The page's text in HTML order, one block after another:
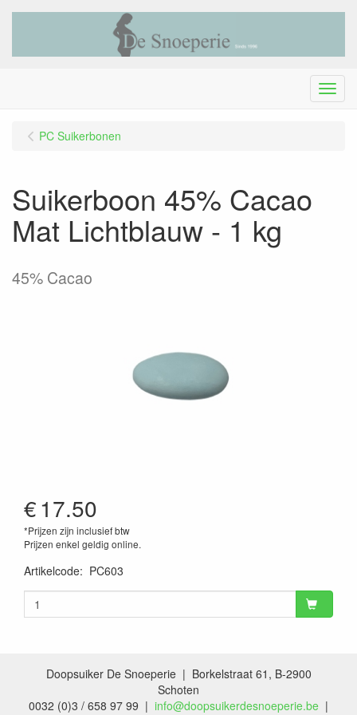
Menu
PC Suikerbonen
Suikerboon 45% Cacao
Mat Lichtblauw - 1 kg
45% Cacao
€17.50
*Prijzen zijn inclusief btw
Prijzen enkel geldig online.
Artikelcode: PC603
Doopsuiker De Snoeperie | Borkelstraat 61, B-2900
Schoten
0032 (0)3 / 658 97 99 | info@doopsuikerdesnoeperie.be |